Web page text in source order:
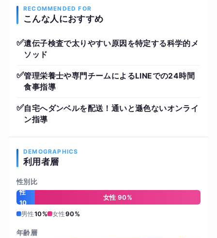
RECOMMENDED FOR
こんな人におすすめ
✅遺伝子検査で太りやすい原因を特定する科学的メ
ソッド
✅管理栄養士や専門チームによるLINEでの24時間
食事指導
✅自宅へダンベルを配送！通いと遜色ないオンライ
ン指導
DEMOGRAPHICS
利用者層
性別比
男
性
10
%
女性 90%
男性10% 女性90%
年齢層